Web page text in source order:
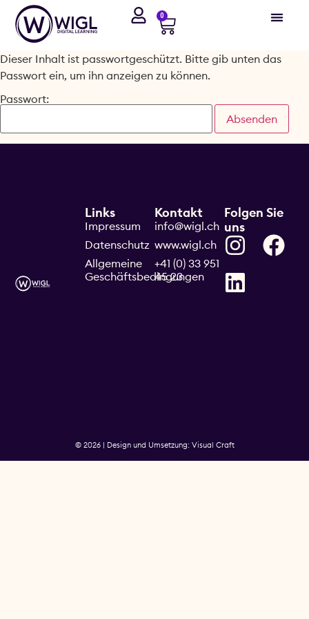
0
Dieser Inhalt ist passwortgeschützt. Bitte gib unten das
Passwort ein, um ihn anzeigen zu können.
Passwort:
Kontakt
info@wigl.ch
www.wigl.ch
+41 (0) 33 951
45 23
Links
Impressum
Datenschutz
Allgemeine
Geschäftsbedingungen
Folgen Sie
uns
© 2026 | Design und Umsetzung: Visual Craft